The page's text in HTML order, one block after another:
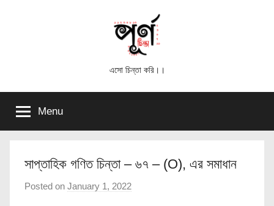
চিন্তা
এসো চিন্তা করি।।
Menu
সাপ্তাহিক গণিত চিন্তা – ৬৭ – (O), এর সমাধান
Posted on January 1, 2022